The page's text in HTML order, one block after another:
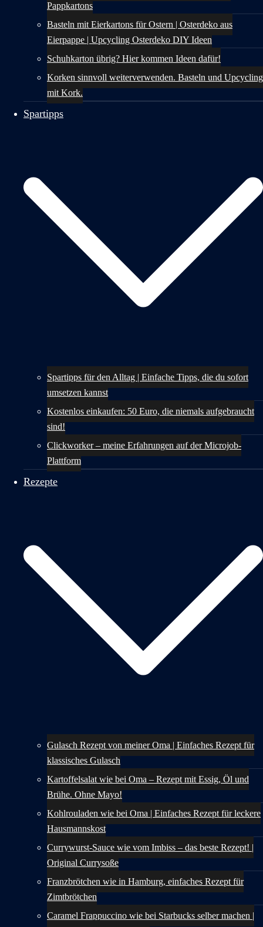
Pappkartons
Basteln mit Eierkartons für Ostern | Osterdeko aus
Eierpappe | Upcycling Osterdeko DIY Ideen
Schuhkarton übrig? Hier kommen Ideen dafür!
Korken sinnvoll weiterverwenden. Basteln und Upcycling
mit Kork.
Spartipps
Spartipps für den Alltag | Einfache Tipps, die du sofort
umsetzen kannst
Kostenlos einkaufen: 50 Euro, die niemals aufgebraucht
sind!
Clickworker – meine Erfahrungen auf der Microjob-
Plattform
Rezepte
Gulasch Rezept von meiner Oma | Einfaches Rezept für
klassisches Gulasch
Kartoffelsalat wie bei Oma – Rezept mit Essig, Öl und
Brühe. Ohne Mayo!
Kohlrouladen wie bei Oma | Einfaches Rezept für leckere
Hausmannskost
Currywurst-Sauce wie vom Imbiss – das beste Rezept! |
Original Currysoße
Franzbrötchen wie in Hamburg, einfaches Rezept für
Zimtbrötchen
Caramel Frappuccino wie bei Starbucks selber machen |